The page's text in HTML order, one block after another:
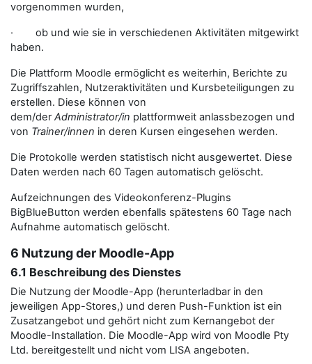
vorgenommen wurden,
· ob und wie sie in verschiedenen Aktivitäten mitgewirkt
haben.
Die Plattform Moodle ermöglicht es weiterhin, Berichte zu
Zugriffszahlen, Nutzeraktivitäten und Kursbeteiligungen zu
erstellen. Diese können von
dem/derAdministrator/in plattformweit anlassbezogen und
von Trainer/innen in deren Kursen eingesehen werden.
Die Protokolle werden statistisch nicht ausgewertet. Diese
Daten werden nach 60 Tagen automatisch gelöscht.
Aufzeichnungen des Videokonferenz-Plugins
BigBlueButton werden ebenfalls spätestens 60 Tage nach
Aufnahme automatisch gelöscht.
6 Nutzung der Moodle-App
6.1 Beschreibung des Dienstes
Die Nutzung der Moodle-App (herunterladbar in den
jeweiligen App-Stores,) und deren Push-Funktion ist ein
Zusatzangebot und gehört nicht zum Kernangebot der
Moodle-Installation. Die Moodle-App wird von Moodle Pty
Ltd. bereitgestellt und nicht vom LISA angeboten.